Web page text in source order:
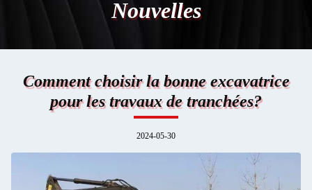
Nouvelles
Comment choisir la bonne excavatrice
pour les travaux de tranchées?
2024-05-30